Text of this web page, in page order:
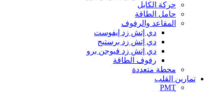
حركة الكابل
حامل الطاقة
المقاعد والرفوف
دي إتش زد إيفوست
دي إتش زد برستيج
دي إتش زد فيوجن برو
رفوف الطاقة
محطة متعددة
تمارين القلب
PMT